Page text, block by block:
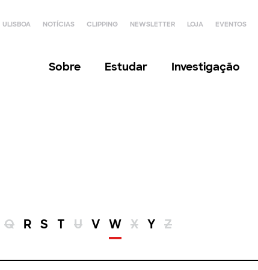
ULISBOA NOTÍCIAS CLIPPING NEWSLETTER LOJA EVENTOS
Sobre Estudar Investigação
Q R S T U V W X Y Z